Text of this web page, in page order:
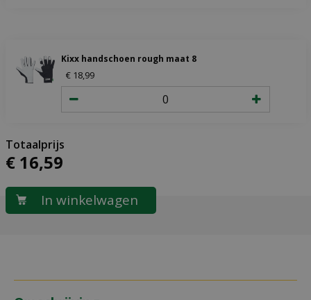
Kixx handschoen rough maat 8
€ 18,99
€ 16,59